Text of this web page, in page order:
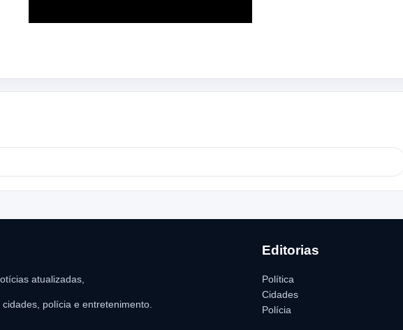
atualizadas,
polícia e entretenimento.
Editorias
Política
Cidades
Polícia